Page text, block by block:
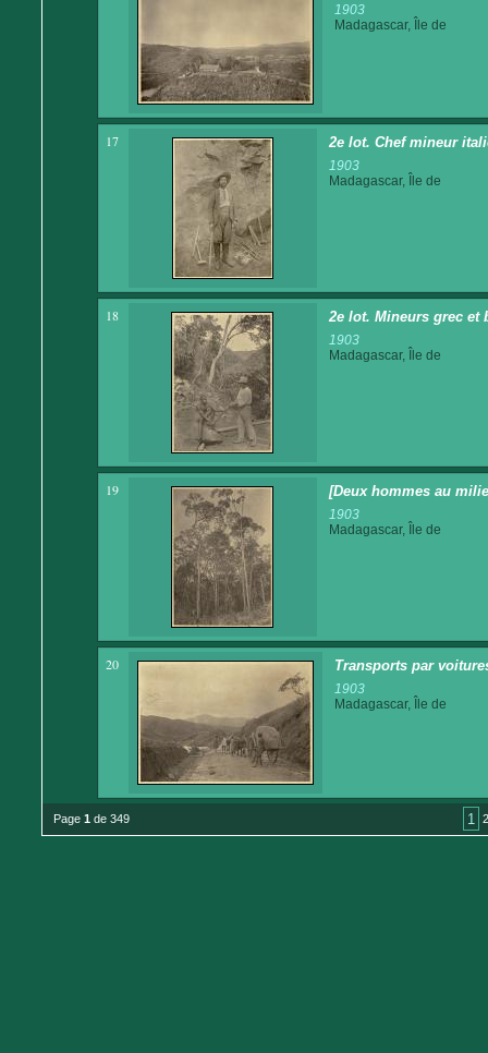
1903
Madagascar, Île de
17 2e lot. Chef mineur
1903
Madagascar, Île de
18 2e lot. Mineurs grec et
1903
Madagascar, Île de
19 [Deux hommes au
1903
Madagascar, Île de
20 Transports par
1903
Madagascar, Île de
Page 1 de 349 1 2